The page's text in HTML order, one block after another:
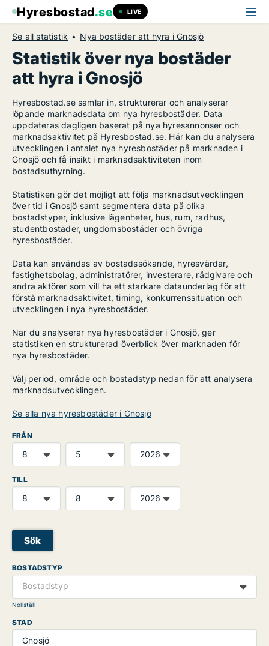
Hyresbostad.se LIVE
Se all statistik Nya bostäder att hyra i Gnosjö
Statistik över nya bostäder
att hyra i Gnosjö
Hyresbostad.se samlar in, strukturerar och analyserar
löpande marknadsdata om nya hyresbostäder. Data
uppdateras dagligen baserat på nya hyresannonser och
marknadsaktivitet på Hyresbostad.se. Här kan du analysera
utvecklingen i antalet nya hyresbostäder på marknaden i
Gnosjö och få insikt i marknadsaktiviteten inom
bostadsuthyrning.
Statistiken gör det möjligt att följa marknadsutvecklingen
över tid i Gnosjö samt segmentera data på olika
bostadstyper, inklusive lägenheter, hus, rum, radhus,
studentbostäder, ungdomsbostäder och övriga
hyresbostäder.
Data kan användas av bostadssökande, hyresvärdar,
fastighetsbolag, administratörer, investerare, rådgivare och
andra aktörer som vill ha ett starkare dataunderlag för att
förstå marknadsaktivitet, timing, konkurrenssituation och
utvecklingen i nya hyresbostäder.
När du analyserar nya hyresbostäder i Gnosjö, ger
statistiken en strukturerad överblick över marknaden för
nya hyresbostäder.
Välj period, område och bostadstyp nedan för att analysera
marknadsutvecklingen.
Se alla nya hyresbostäder i Gnosjö
FRÅN
TILL
Sök
BOSTADSTYP
Bostadstyp
Nollställ
STAD
Gnosjö